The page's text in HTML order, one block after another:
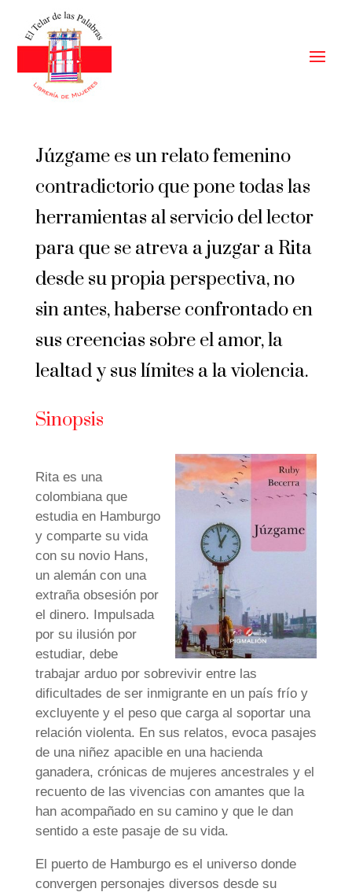
Júzgame es un relato femenino
contradictorio que pone todas las
herramientas al servicio del lector
para que se atreva a juzgar a Rita
desde su propia perspectiva, no
sin antes, haberse confrontado en
sus creencias sobre el amor, la
lealtad y sus límites a la violencia.
Sinopsis
Rita es una
colombiana que
estudia en Hamburgo
y comparte su vida
con su novio Hans,
un alemán con una
extraña obsesión por
el dinero. Impulsada
por su ilusión por
estudiar, debe
trabajar arduo por sobrevivir entre las
dificultades de ser inmigrante en un país frío y
excluyente y el peso que carga al soportar una
relación violenta. En sus relatos, evoca pasajes
de una niñez apacible en una hacienda
ganadera, crónicas de mujeres ancestrales y el
recuento de las vivencias con amantes que la
han acompañado en su camino y que le dan
sentido a este pasaje de su vida.
El puerto de Hamburgo es el universo donde
convergen personajes diversos desde su